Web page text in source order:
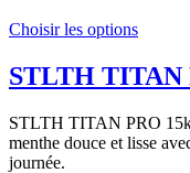
Choisir les options
STLTH TITAN
STLTH TITAN PRO
menthe douce et lisse
journée.